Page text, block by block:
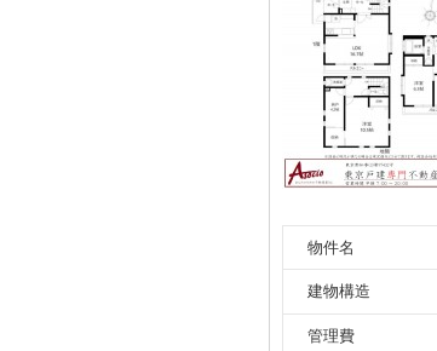
物件名
建物構造
管理費